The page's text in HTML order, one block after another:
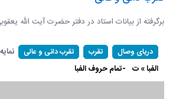
برگرفته از بیانات استاد در دفتر حضرت آیت الله یعقوبی
دریای وصال تقرب تقرب دانی و عالی
الفبا » ت -تمام حروف الفبا